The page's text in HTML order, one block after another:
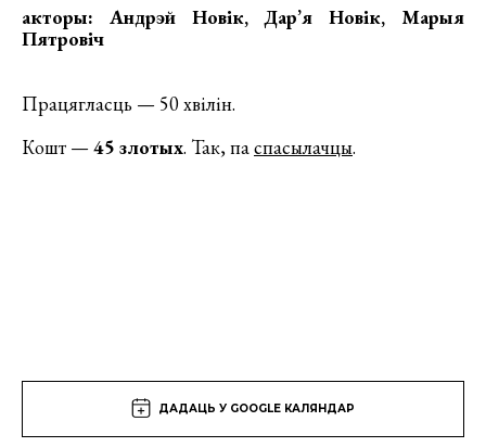
акторы: Андрэй Новік, Дар’я Новік, Марыя
Пятровіч
Працягласць — 50 хвілін.
Кошт —45 злотых. Так, паспасылачцы.
ДАДАЦЬ У GOOGLE КАЛЯНДАР